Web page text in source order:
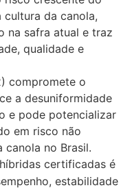
cultura da canola,
na safra atual e traz
qualidade e
compromete o
a desuniformidade
e pode potencializar
em risco não
canola no Brasil.
certificadas é
estabilidade